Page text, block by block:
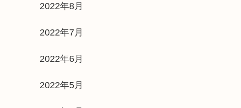
2022年8月
2022年7月
2022年6月
2022年5月